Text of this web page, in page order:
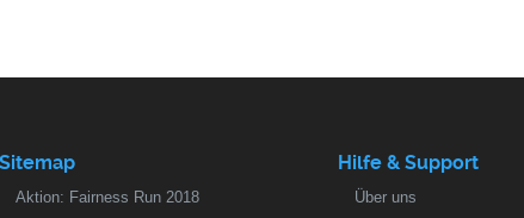
Sitemap
Aktion: Fairness Run 2018
Hilfe & Support
Über uns